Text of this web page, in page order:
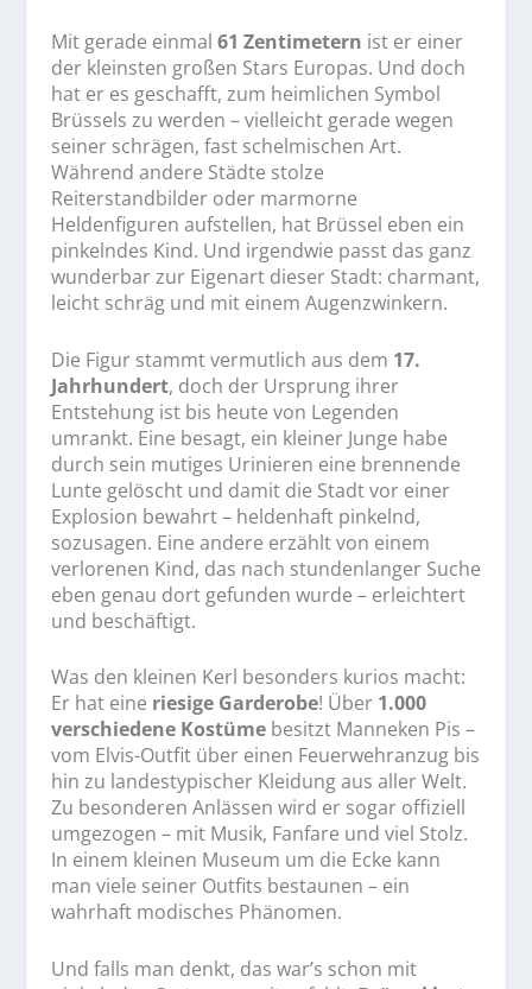
Mit gerade einmal 61 Zentimetern ist er einer
der kleinsten großen Stars Europas. Und doch
hat er es geschafft, zum heimlichen Symbol
Brüssels zu werden – vielleicht gerade wegen
seiner schrägen, fast schelmischen Art.
Während andere Städte stolze
Reiterstandbilder oder marmorne
Heldenfiguren aufstellen, hat Brüssel eben ein
pinkelndes Kind. Und irgendwie passt das ganz
wunderbar zur Eigenart dieser Stadt: charmant,
leicht schräg und mit einem Augenzwinkern.
Die Figur stammt vermutlich aus dem 17.
Jahrhundert, doch der Ursprung ihrer
Entstehung ist bis heute von Legenden
umrankt. Eine besagt, ein kleiner Junge habe
durch sein mutiges Urinieren eine brennende
Lunte gelöscht und damit die Stadt vor einer
Explosion bewahrt – heldenhaft pinkelnd,
sozusagen. Eine andere erzählt von einem
verlorenen Kind, das nach stundenlanger Suche
eben genau dort gefunden wurde – erleichtert
und beschäftigt.
Was den kleinen Kerl besonders kurios macht:
Er hat eine riesige Garderobe! Über 1.000
verschiedene Kostümebesitzt Manneken Pis –
vom Elvis-Outfit über einen Feuerwehranzug bis
hin zu landestypischer Kleidung aus aller Welt.
Zu besonderen Anlässen wird er sogar offiziell
umgezogen – mit Musik, Fanfare und viel Stolz.
In einem kleinen Museum um die Ecke kann
man viele seiner Outfits bestaunen – ein
wahrhaft modisches Phänomen.
Und falls man denkt, das war’s schon mit